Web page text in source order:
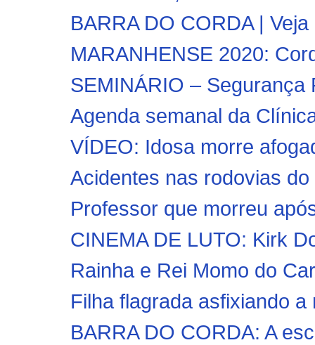
BARRA DO CORDA |
MARANHENSE 2020:
SEMINÁRIO – Segurança
Agenda semanal da
VÍDEO: Idosa morre
Acidentes nas rodovias
Professor que morreu
CINEMA DE LUTO: Kirk
Rainha e Rei Momo do
Filha flagrada asfixiando
BARRA DO CORDA: A